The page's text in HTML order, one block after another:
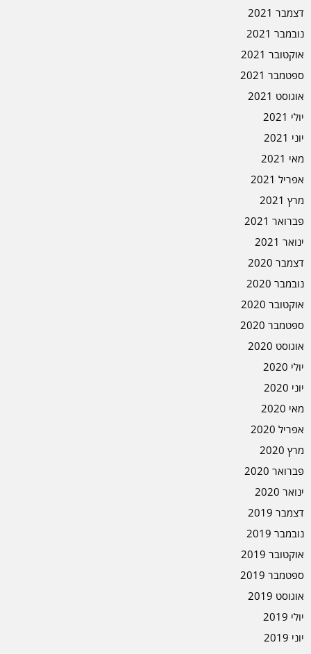
דצמבר 2021
נובמבר 2021
אוקטובר 2021
ספטמבר 2021
אוגוסט 2021
יולי 2021
יוני 2021
מאי 2021
אפריל 2021
מרץ 2021
פברואר 2021
ינואר 2021
דצמבר 2020
נובמבר 2020
אוקטובר 2020
ספטמבר 2020
אוגוסט 2020
יולי 2020
יוני 2020
מאי 2020
אפריל 2020
מרץ 2020
פברואר 2020
ינואר 2020
דצמבר 2019
נובמבר 2019
אוקטובר 2019
ספטמבר 2019
אוגוסט 2019
יולי 2019
יוני 2019